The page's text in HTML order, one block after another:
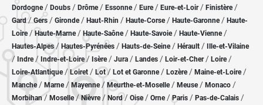
Dordogne/ Doubs / Drôme/ Essonne / Eure/ Eure-et-Loir / Finistère/
Gard/Gers / Gironde/ Haut-Rhin / Haute-Corse/ Haute-Garonne/ Haute-
Loire/Haute-Marne/ Haute-Saône/ Haute-Savoie/ Haute-Vienne/
Hautes-Alpes/ Hautes-Pyrénées / Hauts-de-Seine/ Hérault / Ille-et-Vilaine
/ Indre/ Indre-et-Loire/ Isère/ Jura / Landes / Loir-et-Cher/ Loire/
Loire-Atlantique/ Loiret / Lot/ Lot et Garonne/ Lozère / Maine-et-Loire/
Manche/ Marne/ Mayenne/ Meurthe-et-Moselle/ Meuse/ Monaco /
Morbihan/ Moselle/ Nièvre / Nord/ Oise / Orne/Paris / Pas-de-Calais /